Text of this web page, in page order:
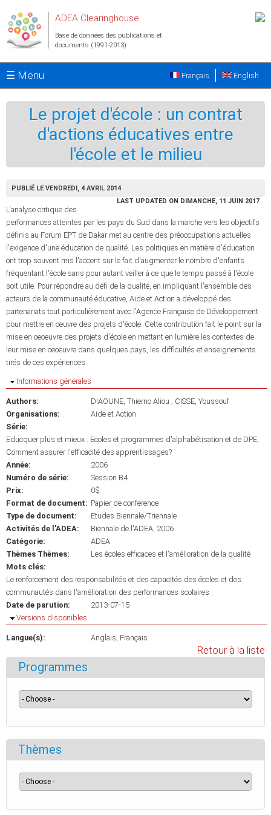
ADEA Clearinghouse
Base de données des publications et
documents (1991-2013)
☰ Menu English
Français
Le projet d'école : un contrat
d'actions éducatives entre
l'école et le milieu
PUBLIÉ LE VENDREDI, 4 AVRIL 2014
LAST UPDATED ON DIMANCHE, 11 JUIN 2017
L'analyse critique des
performances atteintes par les pays du Sud dans la marche vers les objectifs
définis au Forum EPT de Dakar met au centre des préoccupations actuelles
l'exigence d'une éducation de qualité. Les politiques en matière d'éducation
ont trop souvent mis l'accent sur le fait d'augmenter le nombre d'enfants
fréquentant l'école sans pour autant veiller à ce que le temps passé à l'école
soit utile. Pour répondre au défi de la qualité, en impliquant l'ensemble des
acteurs de la communauté éducative, Aide et Action a développé des
partenariats tout particulièrement avec l'Agence Française de Développement
pour mettre en oeuvre des projets d'école. Cette contribution fait le point sur la
mise en oeoeuvre des projets d'école en mettant en lumière les contextes de
leur mise en oeoeuvre dans quelques pays, les difficultés et enseignements
tirés de ces expériences.
Masquer
Informations générales
Authors: DIAOUNE, Thierno Aliou
CISSE, Youssouf
Organisations:
Aide et Action
Série:
Educquer plus et mieux : Ecoles et programmes d'alphabétisation et de DPE;
Comment assurer l'efficacité des apprentissages?
Année:
2006
Numéro de série:
Session B4
Prix:
0$
Format de document: Papier de conference
Type de document:
Etudes Biennale/Triennale
Activités de l'ADEA:
Biennale de l'ADEA, 2006
Catégorie:
ADEA
Thèmes Thèmes:
Les écoles efficaces et l'amélioration de la qualité
Mots clés:
Le renforcement des responsabilités et des capacités des écoles et des
communautés dans l'amélioration des performances scolaires
Date de parution:
2013-07-15
Masquer
Versions disponibles
Langue(s): Anglais Français
Retour à la liste
Programmes
Thèmes